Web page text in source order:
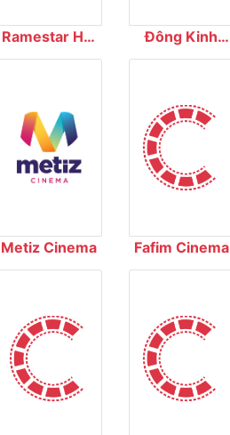
Ramestar Hải
Dương
Đông Kinh
Cinema
Metiz Cinema Fafim Cinema